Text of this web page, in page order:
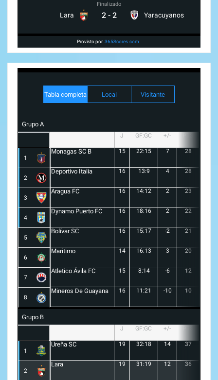
Lara
Finalizado
2 - 2 Yaracuyanos
Provisto por 365Scores.com
Tabla completa Local Visitante
Grupo A
J GF:GC +/-
1
Monagas SC B 15 22:15 7 28
2
Deportivo Italia 16 13:9 4 28
3
Aragua FC 16 14:12 2 23
4
Dynamo Puerto FC 16 18:16 2 22
5
Bolívar SC 16 15:17 -2 21
6
Maritimo 14 16:13 3 20
7
Atletico Ávila FC 15 8:14 -6 12
8
Mineros De Guayana 16 11:21 -10 10
Grupo B
J GF:GC +/-
1
Ureña SC 19 32:18 14 37
2
Lara 19 31:19 12 36